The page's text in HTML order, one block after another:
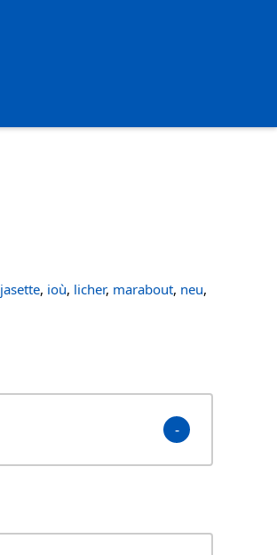
jasette, ioù, licher, marabout, neu,